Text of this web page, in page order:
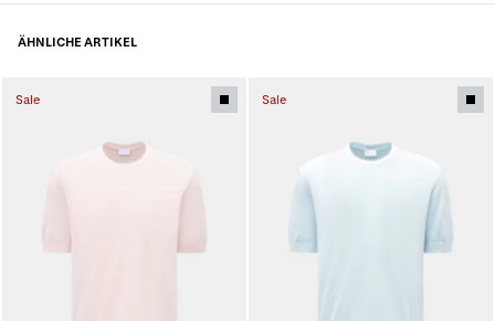
ÄHNLICHE ARTIKEL
Sale Sale